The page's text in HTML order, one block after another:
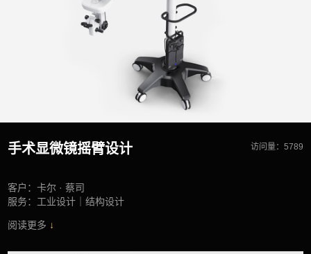
手术显微镜摇臂设计 访问量：5789
客户：卡尔 · 蔡司
服务：工业设计｜结构设计
阅读更多